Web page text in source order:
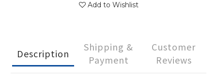
Add to Wishlist
Description
Shipping &
Payment
Customer
Reviews